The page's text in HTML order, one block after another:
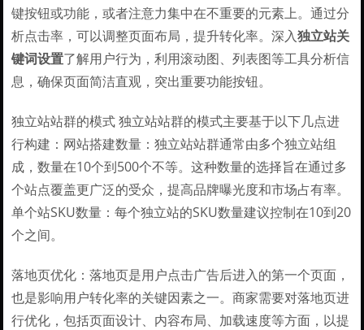
键按钮或功能，或者注意力集中在不重要的元素上。通过分
析点击率，可以调整页面布局，提升转化率。深入独立站关
键词设置了解用户行为，利用滚动图、列表图等工具分析信
息，确保页面简洁直观，突出重要功能按钮。
独立站站群的模式 独立站站群的模式主要基于以下几点进
行构建：网站搭建数量：独立站站群通常由多个独立站组
成，数量在10个到500个不等。这种数量的选择旨在通过多
个站点覆盖更广泛的受众，提高品牌曝光度和市场占有率。
单个站SKU数量：每个独立站的SKU数量建议控制在10到20
个之间。
落地页优化：落地页是用户点击广告后进入的第一个页面，
也是影响用户转化率的关键因素之一。商家需要对落地页进
行优化，包括页面设计、内容布局、加载速度等方面，以提